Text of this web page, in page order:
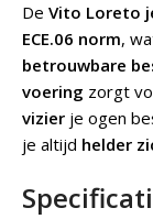
De Vito Loreto
ECE.06 norm,
betrouwbare
voering zorgt
vizier je ogen
je altijd helder